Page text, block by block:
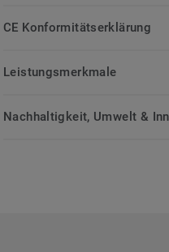
CE Konformitätserklärung
Leistungsmerkmale
Nachhaltigkeit, Umwelt &